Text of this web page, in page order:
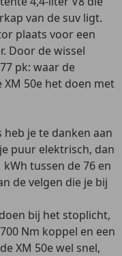
van de suv ligt.
plaats voor een
Door de wissel
pk: waar de
XM 50e het doen met
heb je te danken aan
puur elektrisch, dan
tussen de 76 en
de velgen die je bij
bij het stoplicht,
Nm koppel en een
XM 50e wel snel,